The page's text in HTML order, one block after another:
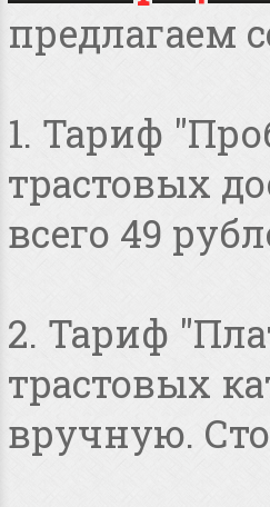
предлагаем
1. Тариф
трастовых
всего 49
2. Тариф
трастовых
вручную.